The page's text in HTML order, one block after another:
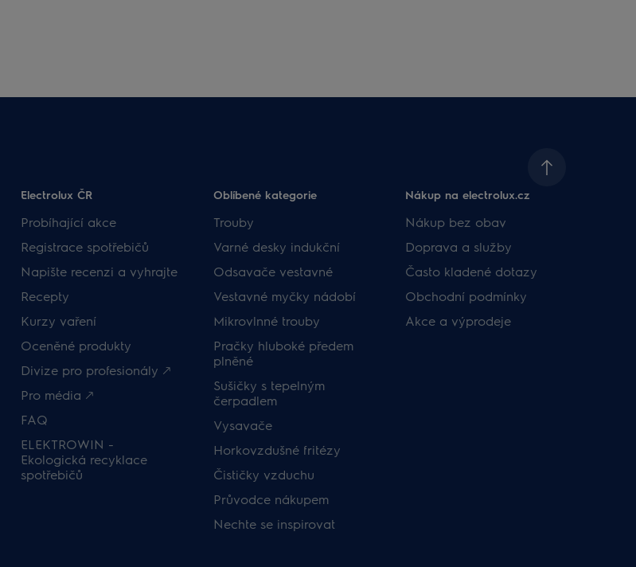
Electrolux ČR
Probíhající akce
Registrace spotřebičů
Napište recenzi a vyhrajte
Recepty
Kurzy vaření
Oceněné produkty
Divize pro profesionály 🡕
Pro média 🡕
FAQ
ELEKTROWIN -
Ekologická recyklace
spotřebičů
Oblíbené kategorie
Trouby
Varné desky indukční
Odsavače vestavné
Vestavné myčky nádobí
Mikrovlnné trouby
Pračky hluboké předem
plněné
Sušičky s tepelným
čerpadlem
Vysavače
Horkovzdušné fritézy
Čističky vzduchu
Průvodce nákupem
Nechte se inspirovat
Nákup na electrolux.cz
Nákup bez obav
Doprava a služby
Často kladené dotazy
Obchodní podmínky
Akce a výprodeje